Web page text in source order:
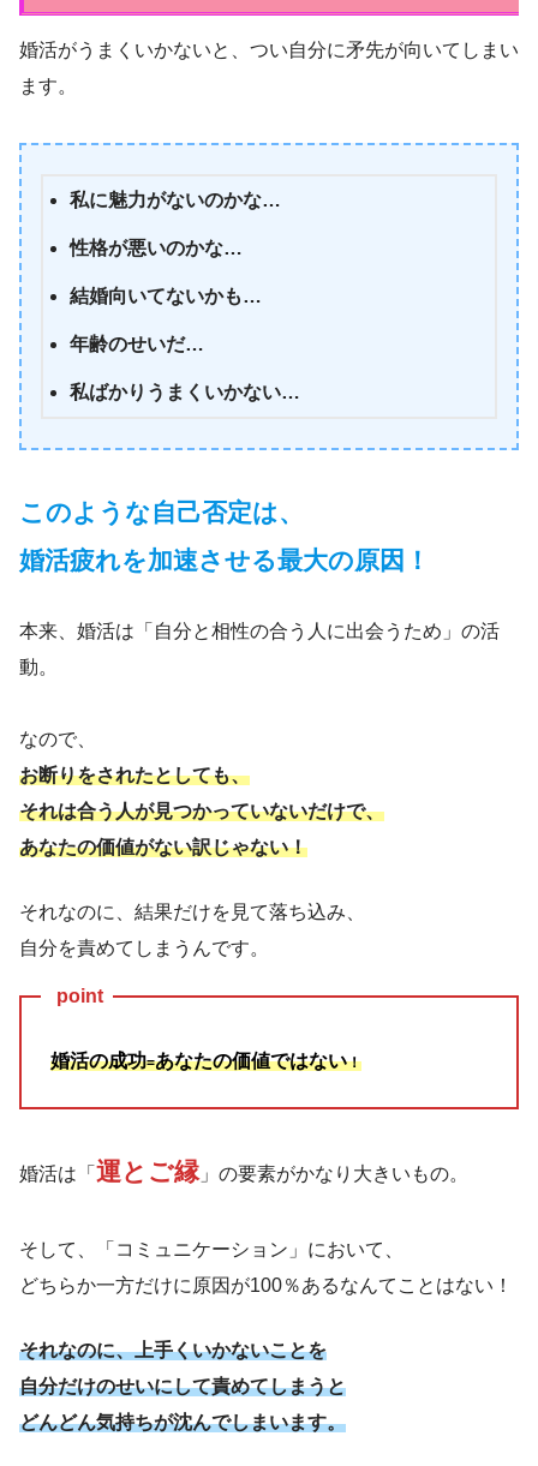
婚活がうまくいかないと、つい自分に矛先が向いてしまい
ます。
私に魅力がないのかな…
性格が悪いのかな…
結婚向いてないかも…
年齢のせいだ…
私ばかりうまくいかない…
このような自己否定は、
婚活疲れを加速させる最大の原因！
本来、婚活は「自分と相性の合う人に出会うため」の活
動。
なので、
お断りをされたとしても、
それは合う人が見つかっていないだけで、
あなたの価値がない訳じゃない！
それなのに、結果だけを見て落ち込み、
自分を責めてしまうんです。
point
婚活の成功=あなたの価値ではない！
婚活は「 運とご縁」の要素がかなり大きいもの。
そして、「コミュニケーション」において、
どちらか一方だけに原因が100％あるなんてことはない！
それなのに、上手くいかないことを
自分だけのせいにして責めてしまうと
どんどん気持ちが沈んでしまいます。